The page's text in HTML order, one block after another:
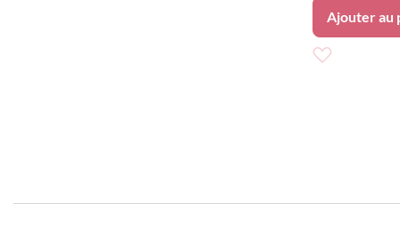
Ajouter au
d’envie